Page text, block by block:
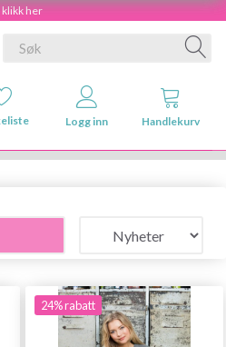
klikk her
Logg inn Handlekurv
24% rabatt